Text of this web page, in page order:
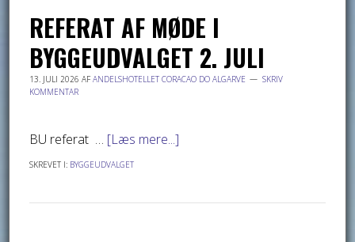
REFERAT AF MØDE I
BYGGEUDVALGET 2. JULI
13. JULI 2026 AFANDELSHOTELLET CORACAO DO ALGARVE
SKRIV
KOMMENTAR
BU referat … [Læs mere...]
SKREVET I: BYGGEUDVALGET